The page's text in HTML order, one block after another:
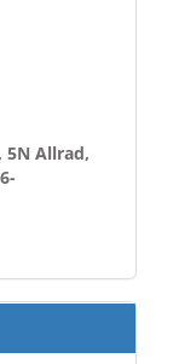
5N Allrad,